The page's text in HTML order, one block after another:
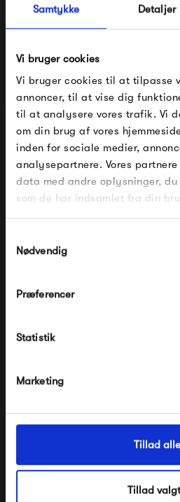
Samtykke Detaljer
Vi bruger cookies
Vi bruger cookies til at tilpasse
annoncer, til at vise dig
til at analysere vores trafik. Vi
om din brug af vores
inden for sociale medier,
analysepartnere. Vores
data med andre oplysninger,
som de har indsamlet fra din
Nødvendig
Præferencer
Statistik
Marketing
Tillad alle
Tillad
Se alle varer
Produkter fra
Fatboy Buggle-Up
FÅ 10% PÅ DIN
Indtast din e-mail, så sender vi
mail. Minimumsbeløb er 499
rabatten.
Gælder ikke på produkter fra
*Ved at tilmelde dig accepterer du at